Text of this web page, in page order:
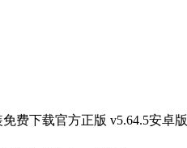
费下载官方正版 v5.64.5安卓版